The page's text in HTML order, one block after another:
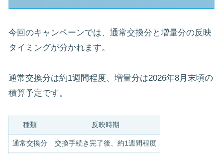
今回のキャンペーンでは、通常交換分と増量分の反映
タイミングが分かれます。
通常交換分は約1週間程度、増量分は2026年8月末頃の
積算予定です。
種類 反映時期
通常交換分 交換手続き完了後、約1週間程度